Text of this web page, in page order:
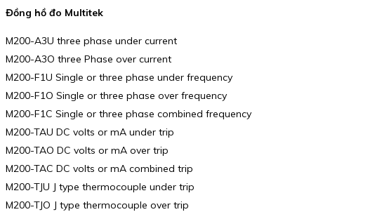
Đồng hồ đo Multitek
M200-A3U three phase under current
M200-A3O three Phase over current
M200-F1U Single or three phase under frequency
M200-F1O Single or three phase over frequency
M200-F1C Single or three phase combined frequency
M200-TAU DC volts or mA under trip
M200-TAO DC volts or mA over trip
M200-TAC DC volts or mA combined trip
M200-TJU J type thermocouple under trip
M200-TJO J type thermocouple over trip